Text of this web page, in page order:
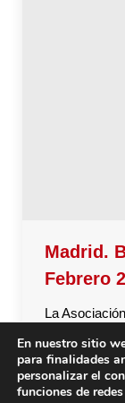
Madrid.
Febrero
La
Madrid) ha
del mes de
este boletín
En nuestro sitio
para finalidades
personalizar el
funciones de